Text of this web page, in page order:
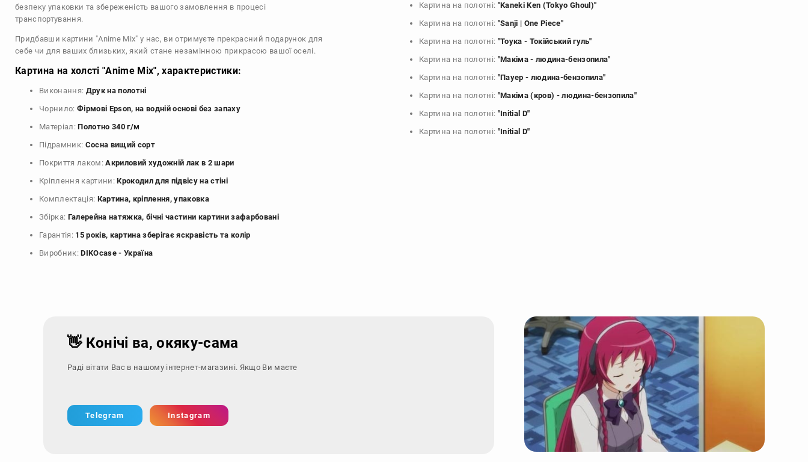
безпеку упаковки та збереженість вашого замовлення в процесі
транспортування.
Придбавши картини "Anime Mix" у нас, ви отримуєте прекрасний подарунок для
себе чи для ваших близьких, який стане незамінною прикрасою вашої оселі.
Картина на холсті "Anime Mix", характеристики:
Виконання: Друк на полотні
Чорнило: Фірмові Epson, на водній основі без запаху
Матеріал:Полотно 340 г/м
Підрамник: Сосна вищий сорт
Покриття лаком:Акриловий художній лак в 2 шари
Кріплення картини:Крокодил для підвісу на стіні
Комплектація: Картина, кріплення, упаковка
Збірка: Галерейна натяжка, бічні частини картини зафарбовані
Гарантія: 15 років, картина зберігає яскравість та колір
Виробник:DIKOcase - Україна
Картина на полотні: "Kaneki Ken (Tokyo Ghoul)"
Картина на полотні: "Sanji | One Piece"
Картина на полотні: "Тоука - Токійський гуль"
Картина на полотні: "Макіма - людина-бензопила"
Картина на полотні: "Пауер - людина-бензопила"
Картина на полотні: "Макіма (кров) - людина-бензопила"
Картина на полотні: "Initial D"
Картина на полотні: "Initial D"
👋 Конічі ва, окяку-сама
Раді вітати Вас в нашому інтернет-магазині. Якщо Ви маєте запитання - зв
Telegram Instagram